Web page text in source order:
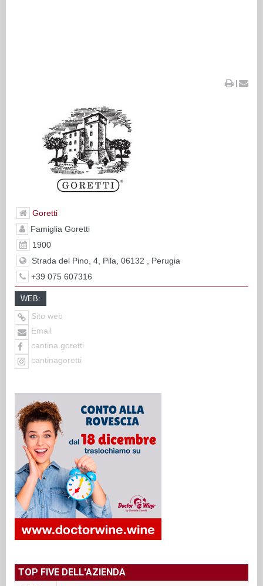
|
Goretti
Famiglia Goretti
1900
Strada del Pino, 4, Pila, 06132 , Perugia
+39 075 607316
WEB:
Sito web
Email
cantina.goretti
cantinagoretti
TOP FIVE DELL'AZIENDA